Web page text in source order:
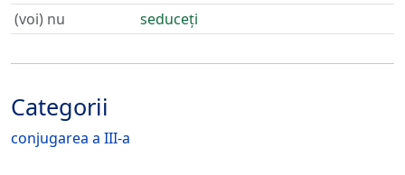
(voi) nu
seduceți
Categorii
conjugarea a III-a